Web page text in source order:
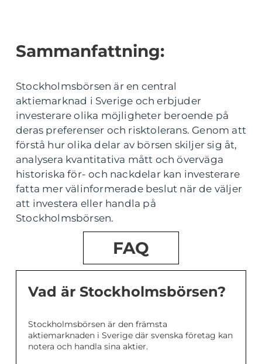
Sammanfattning:
Stockholmsbörsen är en central
aktiemarknad i Sverige och erbjuder
investerare olika möjligheter beroende på
deras preferenser och risktolerans. Genom att
förstå hur olika delar av börsen skiljer sig åt,
analysera kvantitativa mått och överväga
historiska för- och nackdelar kan investerare
fatta mer välinformerade beslut när de väljer
att investera eller handla på
Stockholmsbörsen.
FAQ
Vad är Stockholmsbörsen?
Stockholmsbörsen är den främsta
aktiemarknaden i Sverige där svenska företag kan
notera och handla sina aktier.